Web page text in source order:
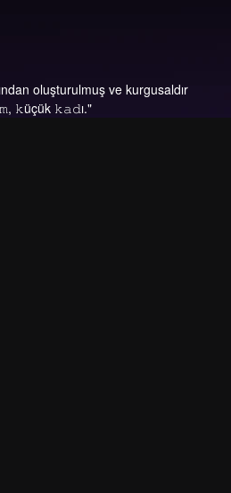
oluşturulmuş ve kurgusaldır
𝚔üçük 𝚔𝚊𝚍ı."